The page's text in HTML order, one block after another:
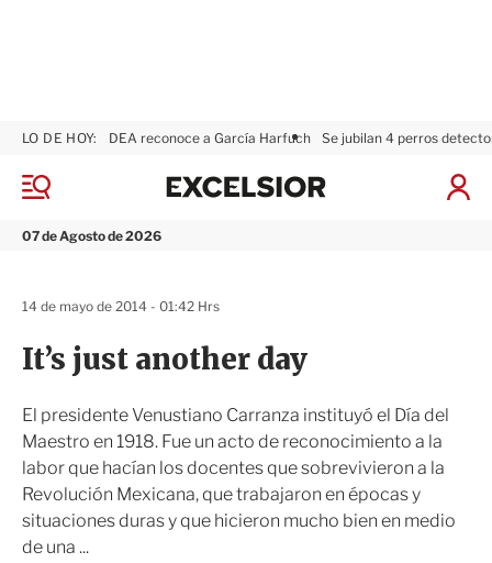
M
n
07 de Agosto de 2026
LO DE HOY: DEA reconoce a García Harfuch Se jubilan 4 perros
I
x
It’s just another day
El presidente Venustiano Carranza instituyó el Día del
Maestro en 1918. Fue un acto de reconocimiento a la
labor que hacían los docentes que sobrevivieron a la
Revolución Mexicana, que trabajaron en épocas y
situaciones duras y que hicieron mucho bien en medio
de una ...
14 de mayo de 2014 - 01:42 Hrs